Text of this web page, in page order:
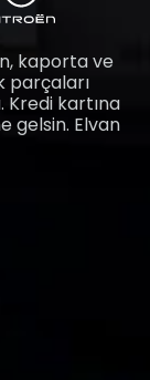
kaporta ve
parçaları
kartına
gelsin. Elvan